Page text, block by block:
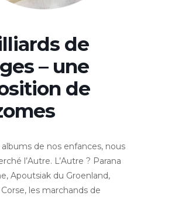
de
– une
de
de nos enfances, nous
l’Autre. L’Autre ? Parana
Apoutsiak du Groenland,
les marchands de